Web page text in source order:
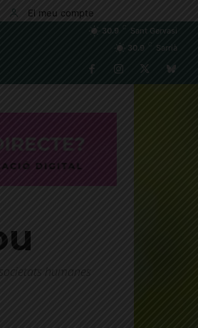
El meu compte
30.9
Sant Gervasi
30.9
Sarrià
humanes